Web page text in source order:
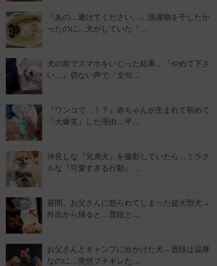
『あの…避けてください…』洗濯物を干したか
ったのに…犬がしていた『…
犬の前でスマホをいじった結果…『やめて下さ
い…』切ない声で『文句…
『ワンコで…！？』赤ちゃんが生まれて初めて
『大爆笑』した理由…平…
仲良しな『兄弟犬』を撮影していたら…ミラク
ルな『可愛すぎる行動』…
昼間、お父さんに怒られてしまった超大型犬→
外出から帰ると…普段と…
お父さんとキャンプに出かけた犬→普段は温厚
なのに…突然ブチギレた…